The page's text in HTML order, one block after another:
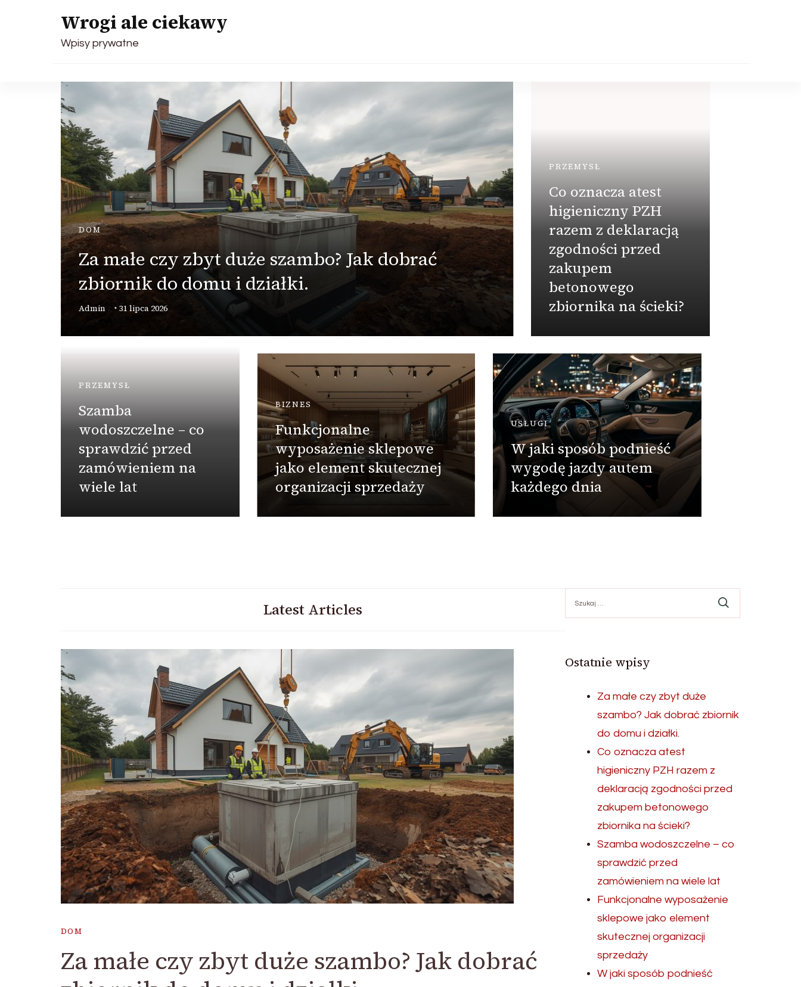
Wrogi ale ciekawy
Wpisy prywatne
DOM
Za małe czy zbyt duże szambo? Jak dobrać
zbiornik do domu i działki.
Admin 31 lipca 2026
PRZEMYSŁ
Co oznacza atest
higieniczny PZH
razem z deklaracją
zgodności przed
zakupem
betonowego
zbiornika na ścieki?
PRZEMYSŁ
Szamba
wodoszczelne – co
sprawdzić przed
zamówieniem na
wiele lat
BIZNES
Funkcjonalne
wyposażenie sklepowe
jako element skutecznej
organizacji sprzedaży
USŁUGI
W jaki sposób podnieść
wygodę jazdy autem
każdego dnia
Latest Articles
DOM
Za małe czy zbyt duże szambo? Jak dobrać
Ostatnie wpisy
Za małe czy zbyt duże
szambo? Jak dobrać zbiornik
do domu i działki.
Co oznacza atest
higieniczny PZH razem z
deklaracją zgodności przed
zakupem betonowego
zbiornika na ścieki?
Szamba wodoszczelne – co
sprawdzić przed
zamówieniem na wiele lat
Funkcjonalne wyposażenie
sklepowe jako element
skutecznej organizacji
sprzedaży
W jaki sposób podnieść